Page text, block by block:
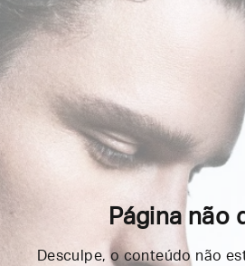
Página não
Desculpe, o conteúdo não